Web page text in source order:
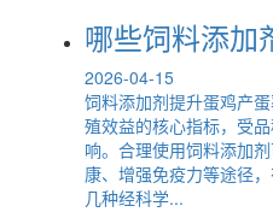
哪些饲料添加
2026-04-15
饲料添加剂提升蛋鸡产
殖效益的核心指标，受
响。合理使用饲料添加
康、增强免疫力等途径
几种经科学...